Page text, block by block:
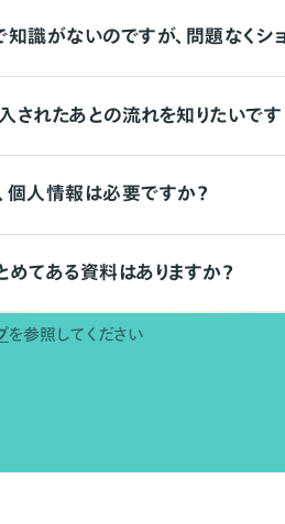
知識がないのですが、問題なくシ
されたあとの流れを知りたいです
個人情報は必要ですか？
めてある資料はありますか？
を参照してください